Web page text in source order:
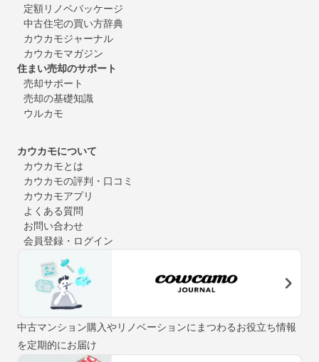
定額リノベパッケージ
中古住宅の買い方辞典
カウカモジャーナル
カウカモマガジン
住まい売却のサポート
売却サポート
売却の基礎知識
ウルカモ
カウカモについて
カウカモとは
カウカモの評判・口コミ
カウカモアプリ
よくある質問
お問い合わせ
会員登録・ログイン
中古マンション購入やリノベーションにまつわるお役立ち情報
を定期的にお届け